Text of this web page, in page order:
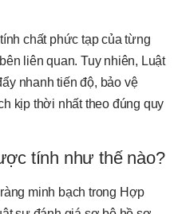
chất phức tạp của từng
liên quan. Tuy nhiên, Luật
nhanh tiến độ, bảo vệ
kịp thời nhất theo đúng quy
tính như thế nào?
minh bạch trong Hợp